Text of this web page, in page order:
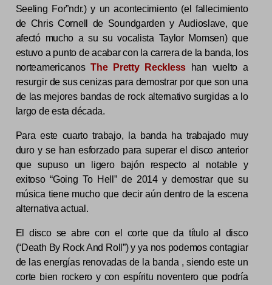
Seeling For”ndr.) y un acontecimiento (el fallecimiento
de Chris Cornell de Soundgarden y Audioslave, que
afectó mucho a su su vocalista Taylor Momsen) que
estuvo a punto de acabar con la carrera de la banda, los
norteamericanosThe Pretty Reckless han vuelto a
resurgir de sus cenizas para demostrar por que son una
de las mejores bandas de rock alternativo surgidas a lo
largo de esta década.
Para este cuarto trabajo, la banda ha trabajado muy
duro y se han esforzado para superar el disco anterior
que supuso un ligero bajón respecto al notable y
exitoso “Going To Hell” de 2014 y demostrar que su
música tiene mucho que decir aún dentro de la escena
alternativa actual.
El disco se abre con el corte que da título al disco
(“Death By Rock And Roll”) y ya nos podemos contagiar
de las energías renovadas de la banda , siendo este un
corte bien rockero y con espíritu noventero que podría